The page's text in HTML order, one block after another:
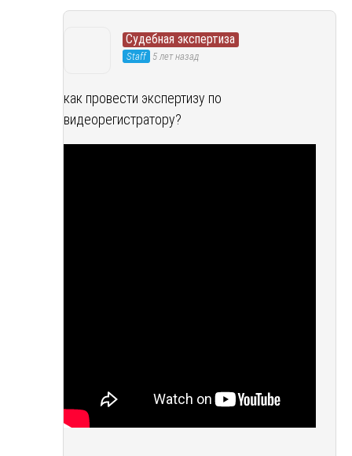
Судебная экспертиза
Staff 5 лет назад
как провести экспертизу по
видеорегистратору?